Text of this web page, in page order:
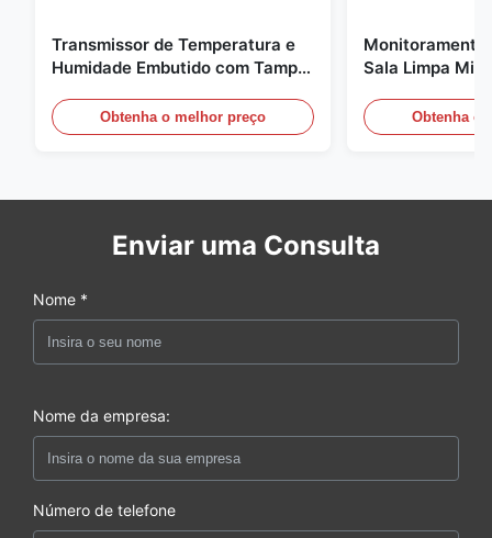
Transmissor de Temperatura e
Humidade Embutido com Tampa
Aço Inoxidável 316L
Obtenha o melhor preço
Monitoramento
Sala Limpa
médica / de
Obtenha o
Enviar uma Consulta
Nome *
Nome da empresa:
Número de telefone